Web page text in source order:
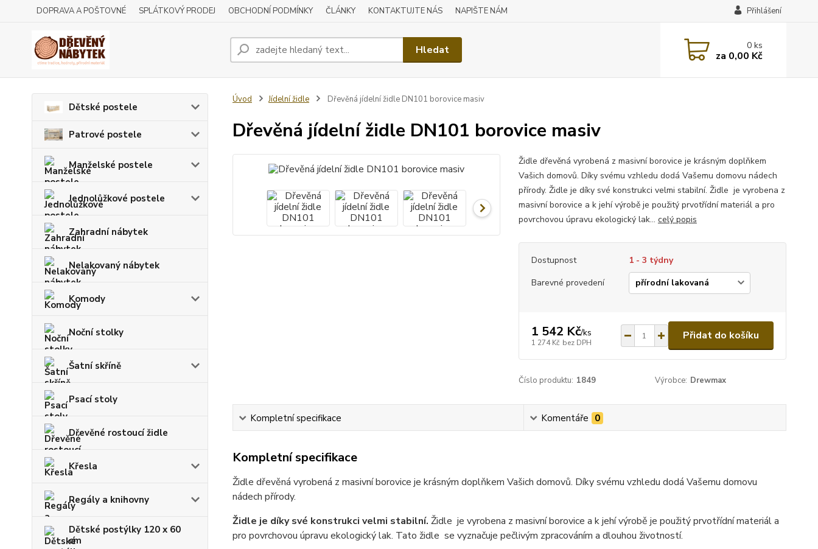
DOPRAVA A POŠTOVNÉ SPLÁTKOVÝ PRODEJ OBCHODNÍ PODMÍNKY ČLÁNKY KONTAKTUJTE NÁS NAPIŠTE NÁM Přihlášení
Hledat 0ks
za 0,00 Kč
Dětské postele
Patrové postele
Manželské postele
Jednolůžkové postele
Zahradní nábytek
Nelakovaný nábytek
Komody
Noční stolky
Šatní skříně
Psací stoly
Dřevěné rostoucí židle
Křesla
Regály a knihovny
Dětské postýlky 120 x 60
cm
Úvod Jídelní židle Dřevěná jídelní židle DN101 borovice masiv
Dřevěná jídelní židle DN101 borovice masiv
Židle dřevěná vyrobená z masivní borovice je krásným doplňkem
Vašich domovů. Díky svému vzhledu dodá Vašemu domovu nádech
přírody. Židle je díky své konstrukci velmi stabilní. Židle je vyrobena z
masivní borovice a k jehí výrobě je použitý prvotřídní materiál a pro
povrchovou úpravu ekologický lak... celý popis
Dostupnost
1 - 3 týdny
Barevné provedení
1 542 Kč/ks
1 274 Kč bez DPH
Přidat do košíku
Číslo produktu: 1849 Výrobce: Drewmax
Kompletní specifikace Komentáře 0
Kompletní specifikace
Židle dřevěná vyrobená z masivní borovice je krásným doplňkem Vašich domovů. Díky svému vzhledu dodá Vašemu domovu
nádech přírody.
Židle je díky své konstrukci velmi stabilní. Židle je vyrobena z masivní borovice a k jehí výrobě je použitý prvotřídní materiál a
pro povrchovou úpravu ekologický lak. Tato židle se vyznačuje pečlivým zpracováním a dlouhou životností.